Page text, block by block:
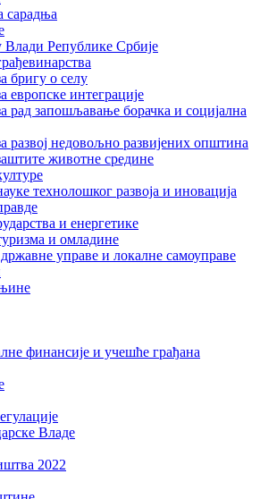
сарадња
Влади Републике Србије
бригу о селу
европске интеграције
рад запошљавање борачка и социјална
развој недовољно развијених општина
животне средине
технолошког развоја и иновација
и енергетике
и омладине
управе и локалне самоуправе
финансије и учешће грађана
Владе
2022